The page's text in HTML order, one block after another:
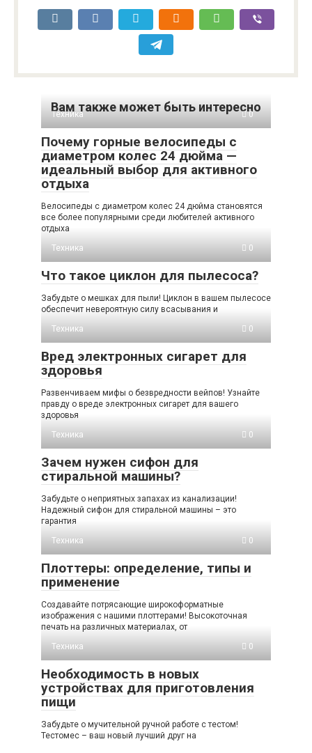
Вам также может быть интересно
Техника 0
Почему горные велосипеды с
диаметром колес 24 дюйма —
идеальный выбор для активного
отдыха
Велосипеды с диаметром колес 24 дюйма становятся
все более популярными среди любителей активного
отдыха
Техника
0
Что такое циклон для пылесоса?
Забудьте о мешках для пыли! Циклон в вашем пылесосе
обеспечит невероятную силу всасывания и
Техника
0
Вред электронных сигарет для
здоровья
Развенчиваем мифы о безвредности вейпов! Узнайте
правду о вреде электронных сигарет для вашего
здоровья
Техника
0
Зачем нужен сифон для
стиральной машины?
Забудьте о неприятных запахах из канализации!
Надежный сифон для стиральной машины – это
гарантия
Техника
0
Плоттеры: определение, типы и
применение
Создавайте потрясающие широкоформатные
изображения с нашими плоттерами! Высокоточная
печать на различных материалах, от
Техника
0
Необходимость в новых
устройствах для приготовления
пищи
Забудьте о мучительной ручной работе с тестом!
Тестомес – ваш новый лучший друг на